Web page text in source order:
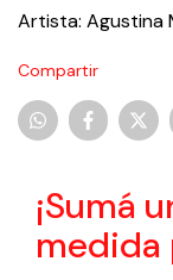
Artista: Agustina
Compartir
¡Sumá
medida